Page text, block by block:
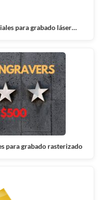
para grabado láser…
para grabado rasterizado